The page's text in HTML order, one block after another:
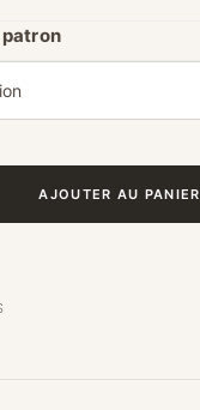
AJOUTER AU PANIER